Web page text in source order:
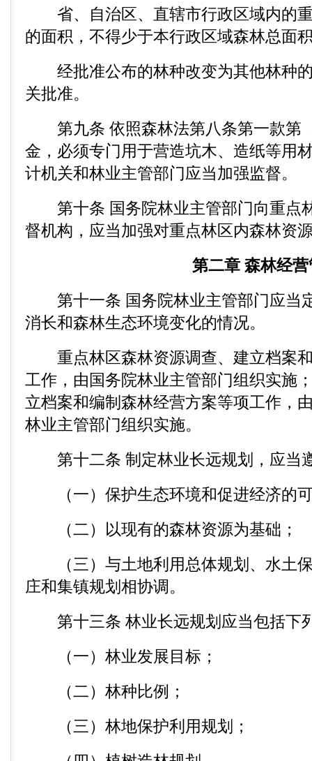
省、自治区、直辖市行政区域内的重
的面积，不得少于本行政区域森林总面
经批准公布的林种改变为其他林种的
关批准。
第九条 依照森林法第八条第一款第
金，必须专门用于营造坑木、造纸等用
计机关和林业主管部门应当加强监督。
第十条 国务院林业主管部门向重点
督机构，应当加强对重点林区内森林资
第二章 森林经营
第十一条 国务院林业主管部门应当
消长和森林生态环境变化的情况。
重点林区森林资源调查、建立档案和
工作，由国务院林业主管部门组织实施
立档案和编制森林经营方案等项工作，
林业主管部门组织实施。
第十二条 制定林业长远规划，应当
（一）保护生态环境和促进经济的
（二）以现有的森林资源为基础；
（三）与土地利用总体规划、水土保
庄和集镇规划相协调。
第十三条 林业长远规划应当包括下
（一）林业发展目标；
（二）林种比例；
（三）林地保护利用规划；